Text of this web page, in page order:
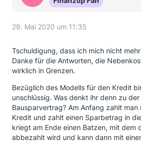
29. Mai 2020 um 11:35
Tschuldigung, dass ich mich nicht
Danke für die Antworten, die
wirklich in Grenzen.
Bezüglich des Modells für den Kredit
unschlüssig. Was denkt ihr denn zu
Bausparvertrag? Am Anfang zahlt man
Kredit und zahlt einen Sparbetrag in
kriegt am Ende einen Batzen, mit dem
abbezahlt wird und kann dann mit